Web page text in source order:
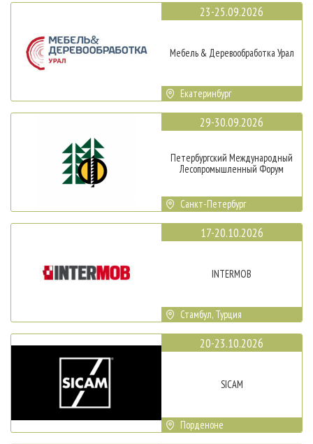
23-25.09.2026
Мебель & Деревообработка Урал
Екатеринбург
29-30.09.2026
Петербургский Международный
Лесопромышленный Форум
Санкт-Петербург
17-20.10.2026
INTERMOB
Стамбул, Турция
20-23.10.2026
SICAM
Порденоне